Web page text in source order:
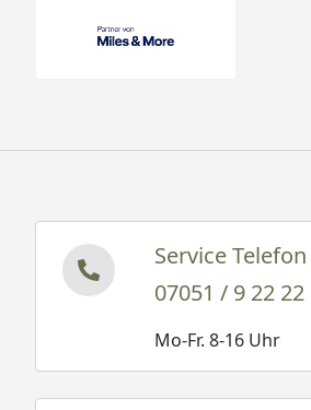
Service Telefon
07051 / 9 22 22
Mo-Fr. 8-16 Uhr